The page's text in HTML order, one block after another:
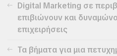
Digital Marketing σε
επιβιώνουν και
επιχειρήσεις
Τα βήματα για μια